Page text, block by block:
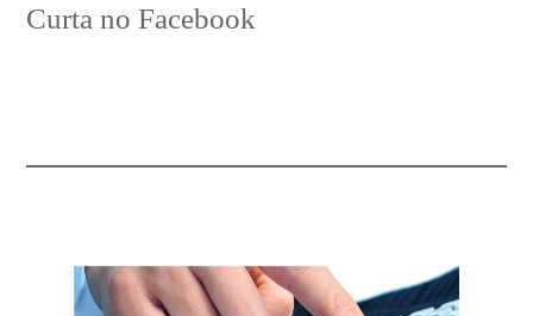
Curta no Facebook